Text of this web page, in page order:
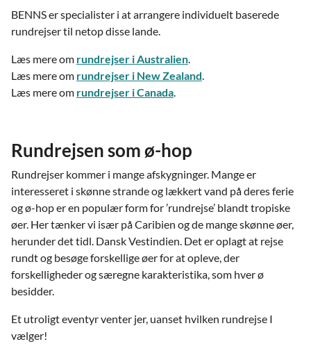
BENNS er specialister i at arrangere individuelt baserede
rundrejser til netop disse lande.
Læs mere om rundrejser i Australien.
Læs mere om rundrejser i New Zealand.
Læs mere om rundrejser i Canada.
Rundrejsen som ø-hop
Rundrejser kommer i mange afskygninger. Mange er
interesseret i skønne strande og lækkert vand på deres ferie
og ø-hop er en populær form for ’rundrejse’ blandt tropiske
øer. Her tænker vi især på Caribien og de mange skønne øer,
herunder det tidl. Dansk Vestindien. Det er oplagt at rejse
rundt og besøge forskellige øer for at opleve, der
forskelligheder og særegne karakteristika, som hver ø
besidder.
Et utroligt eventyr venter jer, uanset hvilken rundrejse I
vælger!